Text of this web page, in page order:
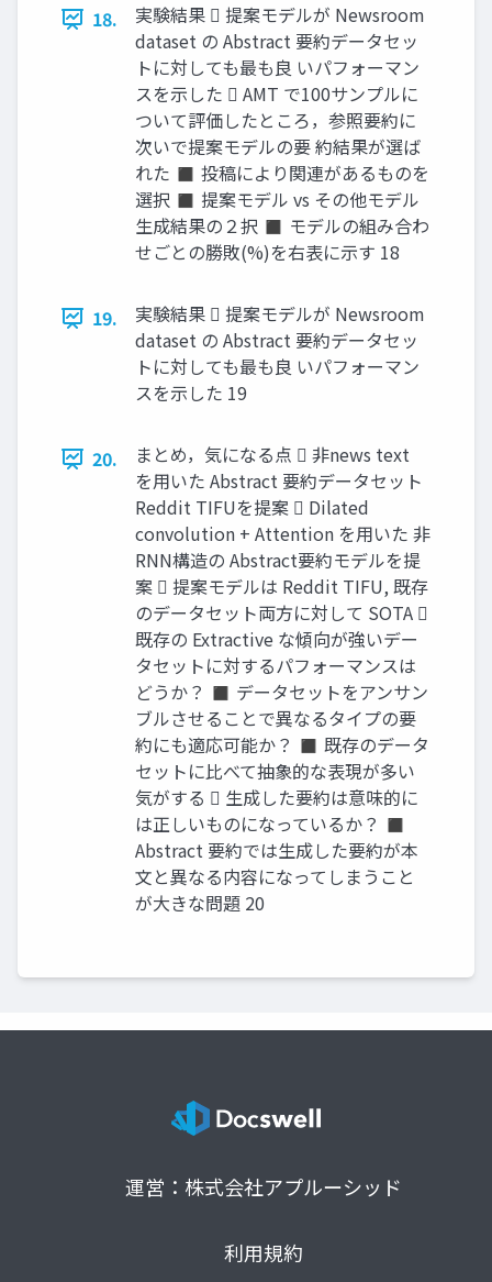
18.
実験結果  提案モデルが Newsroom
dataset の Abstract 要約データセッ
トに対しても最も良 いパフォーマン
スを示した  AMT で100サンプルに
ついて評価したところ，参照要約に
次いで提案モデルの要 約結果が選ば
れた ◼ 投稿により関連があるものを
選択 ◼ 提案モデル vs その他モデル
生成結果の２択 ◼ モデルの組み合わ
せごとの勝敗(%)を右表に示す 18
19.
実験結果  提案モデルが Newsroom
dataset の Abstract 要約データセッ
トに対しても最も良 いパフォーマン
スを示した 19
20.
まとめ，気になる点  非news text
を用いた Abstract 要約データセット
Reddit TIFUを提案  Dilated
convolution + Attention を用いた 非
RNN構造の Abstract要約モデルを提
案  提案モデルは Reddit TIFU, 既存
のデータセット両方に対して SOTA 
既存の Extractive な傾向が強いデー
タセットに対するパフォーマンスは
どうか？ ◼ データセットをアンサン
ブルさせることで異なるタイプの要
約にも適応可能か？ ◼ 既存のデータ
セットに比べて抽象的な表現が多い
気がする  生成した要約は意味的に
は正しいものになっているか？ ◼
Abstract 要約では生成した要約が本
文と異なる内容になってしまうこと
が大きな問題 20
運営：株式会社アプルーシッド
利用規約